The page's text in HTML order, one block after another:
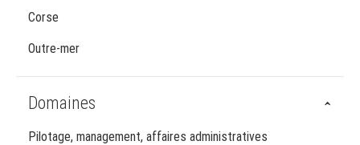
Corse
Outre-mer
Domaines
Pilotage, management, affaires administratives